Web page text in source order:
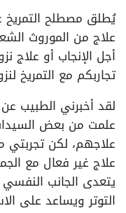
يُطلق مصطلح التمريخ
علاج من الموروث
أجل الإنجاب أو علاج
تجاربكم مع التمريخ
لقد أخبرني الطبيب
علمت من بعض
علاجهم، لكن تجربتي
علاج غير فعال مع
يتعدى الجانب
التوتر ويساعد على